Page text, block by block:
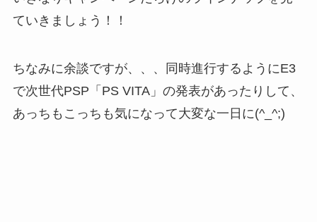
ていきましょう！！
ちなみに余談ですが、、、同時進行するようにE3
で次世代PSP「PS VITA」の発表があったりして、
あっちもこっちも気になって大変な一日に(^_^;)